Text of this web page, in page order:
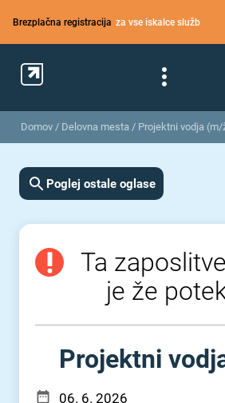
Brezplačna registracija za vse iskalce služb
Domov / Delovna mesta / Projektni vodja (m/
Poglej ostale oglase
Ta
je že
Projektni
06. 6. 2026